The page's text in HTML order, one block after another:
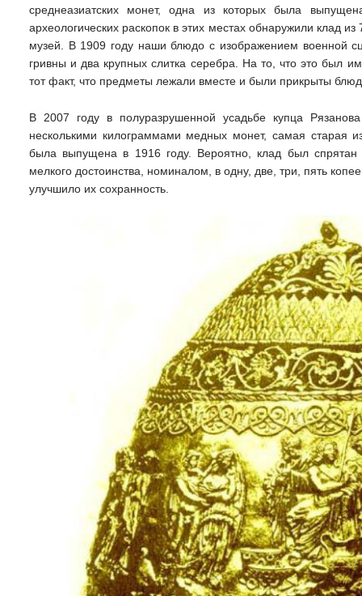
среднеазиатских монет, одна из которых была
археологических раскопок в этих местах обнаружили клад
музей. В 1909 году наши блюдо с изображением военной
гривны и два крупных слитка серебра. На то, что это был
тот факт, что предметы лежали вместе и были прикрыты
В 2007 году в полуразрушенной усадьбе купца
несколькими килограммами медных монет, самая старая
была выпущена в 1916 году. Вероятно, клад был
мелкого достоинства, номиналом, в одну, две, три, пять
улучшило их сохранность.